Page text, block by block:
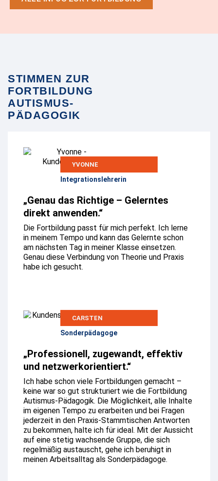
STIMMEN ZUR
FORTBILDUNG
AUTISMUS-
PÄDAGOGIK
YVONNE
Integrationslehrerin
„Genau das Richtige – Gelerntes
direkt anwenden.“
Die Fortbildung passt für mich perfekt. Ich lerne
in meinem Tempo und kann das Gelernte schon
am nächsten Tag in meiner Klasse einsetzen.
Genau diese Verbindung von Theorie und Praxis
habe ich gesucht.
CARSTEN
Sonderpädagoge
„Professionell, zugewandt, effektiv
und netzwerkorientiert.“
Ich habe schon viele Fortbildungen gemacht –
keine war so gut strukturiert wie die Fortbildung
Autismus-Pädagogik. Die Möglichkeit, alle Inhalte
im eigenen Tempo zu erarbeiten und bei Fragen
jederzeit in den Praxis-Stammtischen Antworten
zu bekommen, halte ich für ideal. Mit der Aussicht
auf eine stetig wachsende Gruppe, die sich
regelmäßig austauscht, gehe ich beruhigt in
meinen Arbeitsalltag als Sonderpädagoge.